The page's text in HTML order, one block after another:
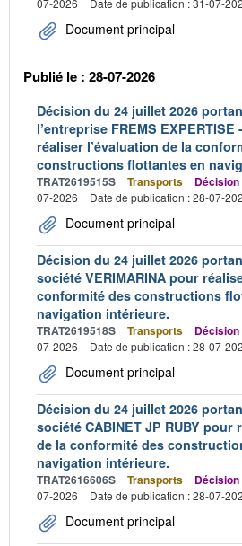
Document principal
Publié le : 28-07-2026
Décision du 24 juillet 2026
l’entreprise FREMS EXPERTISE
réaliser l’évaluation de la
constructions flottantes en
TRAT2619515S Transports Décision
07-2026
Date de publication : 28-07-
Document principal
Décision du 24 juillet 2026
société VERIMARINA pour
conformité des constructions
navigation intérieure.
TRAT2619518S Transports Décision
07-2026
Date de publication : 28-07-
Document principal
Décision du 24 juillet 2026
société CABINET JP RUBY pour
de la conformité des
navigation intérieure.
TRAT2616606S Transports Décision
07-2026
Date de publication : 28-07-
Document principal